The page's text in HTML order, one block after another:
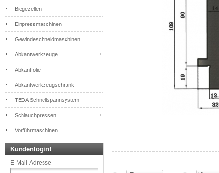
Biegezellen
Einpressmaschinen
Gewindeschneidmaschinen
Abkantwerkzeuge
Abkantfolie
Abkantwerkzeugschrank
TEDA Schnellspannsystem
Schlauchpressen
Vorführmaschinen
Kundenlogin!
E-Mail-Adresse